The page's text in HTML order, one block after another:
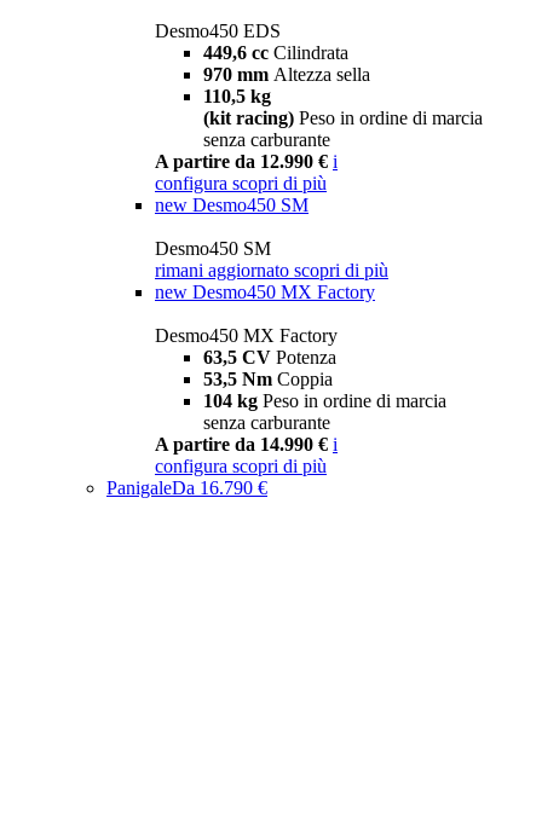
Desmo450 EDS
449,6 cc Cilindrata
970 mm Altezza sella
110,5 kg
(kit racing) Peso in ordine di marcia
senza carburante
A partire da 12.990 € i
configura scopri di più
new Desmo450 SM
Desmo450 SM
rimani aggiornato scopri di più
new Desmo450 MX Factory
Desmo450 MX Factory
63,5 CV Potenza
53,5 Nm Coppia
104 kg Peso in ordine di marcia
senza carburante
A partire da 14.990 € i
configura scopri di più
PanigaleDa 16.790 €